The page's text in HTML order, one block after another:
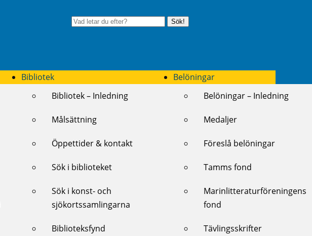
Sök!
Bibliotek
Bibliotek – Inledning
Målsättning
Öppettider & kontakt
Sök i biblioteket
Sök i konst- och
sjökortssamlingarna
Biblioteksfynd
Belöningar
Belöningar – Inledning
Medaljer
Föreslå belöningar
Tamms fond
Marinlitteraturföreningens
fond
Tävlingsskrifter